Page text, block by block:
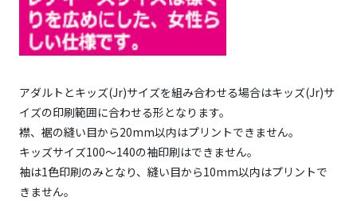
アダルトとキッズ(Jr)サイズを組み合わせる場合はキッズ(Jr)サ
イズの印刷範囲に合わせる形となります。
襟、裾の縫い目から20mm以内はプリントできません。
キッズサイズ100～140の袖印刷はできません。
袖は1色印刷のみとなり、縫い目から10mm以内はプリントで
きません。